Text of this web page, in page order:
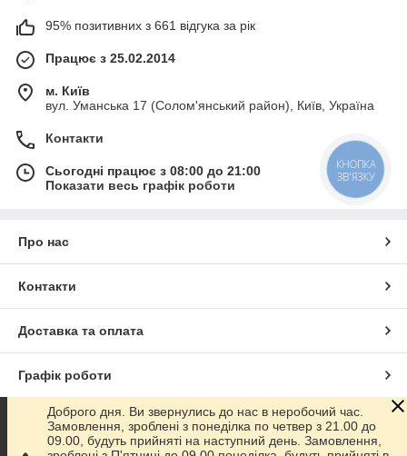
95% позитивних з 661 відгука за рік
Працює з 25.02.2014
м. Київ
вул. Уманська 17 (Солом'янський район), Київ, Україна
Контакти
Сьогодні працює з 08:00 до 21:00
Показати весь графік роботи
Про нас
Контакти
Доставка та оплата
Графік роботи
Повна версія сайту
Доброго дня. Ви звернулись до нас в неробочий час.
Замовлення, зроблені з понеділка по четвер з 21.00 до
09.00, будуть прийняті на наступний день. Замовлення,
КНОПКА
ЗВ'ЯЗКУ